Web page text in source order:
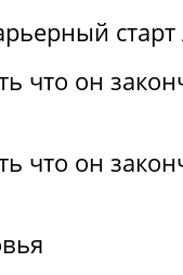
что он
что он